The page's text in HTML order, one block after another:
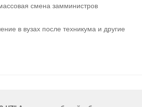
смена замминистров
в вузах после техникума и другие